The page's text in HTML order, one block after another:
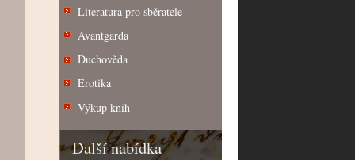
Literatura pro sběratele
Avantgarda
Duchověda
Erotika
Výkup knih
Další nabídka